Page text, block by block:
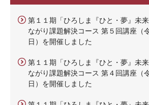
第１１期「ひろしま『ひと・夢』未
ながり課題解決コース 第５回講座（
日）を開催しました
第１１期「ひろしま『ひと・夢』未
ながり課題解決コース 第４回講座（
日）を開催しました